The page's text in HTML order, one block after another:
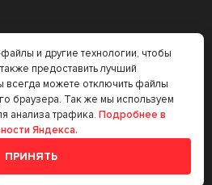
+7 (383) 335-77-99
файлы и другие технологии, чтобы
предоставить лучший
всегда можете отключить файлы
браузера. Так же мы используем
анализа трафика. Подробнее в
Яндекса.
ПРИНЯТЬ